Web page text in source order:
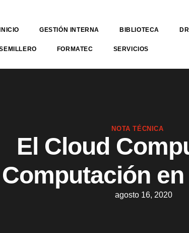
INICIO GESTIÓN INTERNA BIBLIOTECA
FORMATEC SERVICIOS
NOTA TÉCNICA
El Cloud
Computación en
agosto 16, 2020